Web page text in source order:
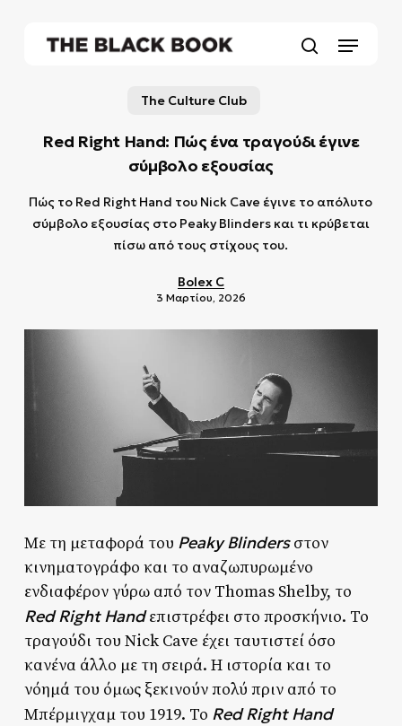
Menu
The Culture Club
Red Right Hand: Πώς ένα τραγούδι έγινε
σύμβολο εξουσίας
Πώς το Red Right Hand του Nick Cave έγινε το απόλυτο
σύμβολο εξουσίας στο Peaky Blinders και τι κρύβεται
πίσω από τους στίχους του.
Bolex C
3 Μαρτίου, 2026
Με τη μεταφορά του Peaky Blindersστον
κινηματογράφο και το αναζωπυρωμένο
ενδιαφέρον γύρω από τον Thomas Shelby, το
Red Right Handεπιστρέφει στο προσκήνιο. Το
τραγούδι του Nick Cave έχει ταυτιστεί όσο
κανένα άλλο με τη σειρά. Η ιστορία και το
νόημά του όμως ξεκινούν πολύ πριν από το
Μπέρμιγχαμ του 1919. Το Red Right Hand